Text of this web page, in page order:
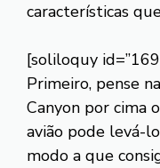
características
[soliloquy
Primeiro, pense
Canyon por cima
avião pode levá-
modo a que